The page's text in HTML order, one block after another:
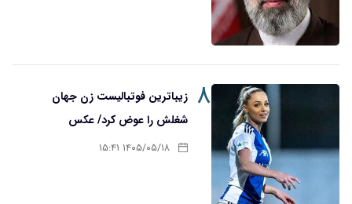
۸ زیباترین فوتبالیست زن جهان
شغلش را عوض کرد/ عکس
۱۴۰۵/۰۵/۱۸ ۱۵:۴۱